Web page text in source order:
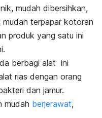
mudah dibersihkan,
terpapar kotoran
produk yang satu ini
berbagi alat ini
rias dengan orang
dan jamur.
mudah berjerawat,